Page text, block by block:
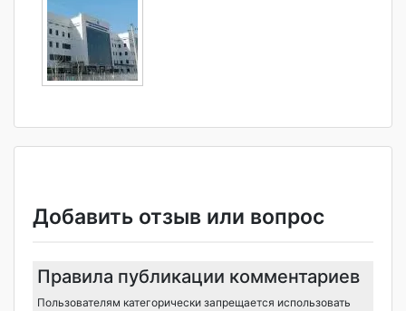
Добавить отзыв или вопрос
Правила публикации комментариев
Пользователям категорически запрещается использовать